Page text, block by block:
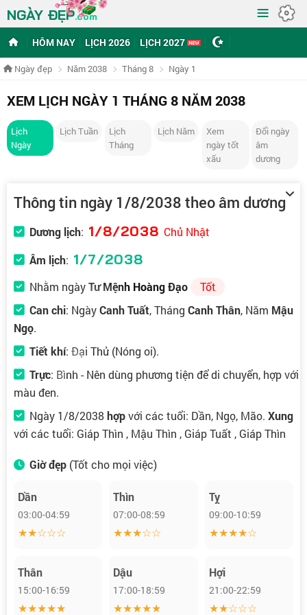
NGÀY ĐẸP.com ≡
HÔM NAY LỊCH 2026 LỊCH 2027
Ngày đẹp Năm 2038 Tháng 8 Ngày 1
XEM LỊCH NGÀY 1 THÁNG 8 NĂM 2038
Lịch
Ngày
Lịch Tuần
Lịch
Tháng
Lịch Năm
Xem
ngày tốt
xấu
Đổi ngày
âm
dương
Thông tin ngày 1/8/2038 theo âm dương
Dương lịch: 1/8/2038 Chủ Nhật
Âm lịch: 1/7/2038
Nhằm ngàyTư Mệnh Hoàng Đạo
Tốt
Can chi: NgàyCanh Tuất, Tháng Canh Thân, Năm Mậu
Ngọ.
Tiết khí: Đại Thử (Nóng oi).
Trực: Bình - Nên dùng phương tiện để di chuyển, hợp với
màu đen.
Ngày 1/8/2038hợpvới các tuổi: Dần, Ngọ, Mão. Xung
với các tuổi: Giáp Thìn , Mậu Thìn , Giáp Tuất , Giáp Thìn
Giờ đẹp (Tốt cho mọi việc)
Dần
03:00-04:59
★★☆☆☆
Thìn
07:00-08:59
★★★☆☆
Tỵ
09:00-10:59
★★★★☆
Thân
15:00-16:59
★★★★★
Dậu
17:00-18:59
★★★★★
Hợi
21:00-22:59
★★☆☆☆